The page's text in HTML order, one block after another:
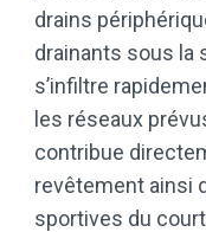
drains
drainants sous la
s’infiltre
les réseaux
contribue
revêtement ainsi
sportives du